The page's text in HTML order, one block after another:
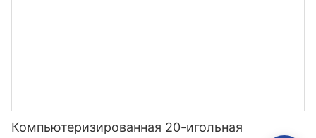
Компьютеризированная 20-игольная